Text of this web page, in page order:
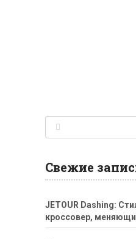
Свежие
JETOUR Dashing:
кроссовер,